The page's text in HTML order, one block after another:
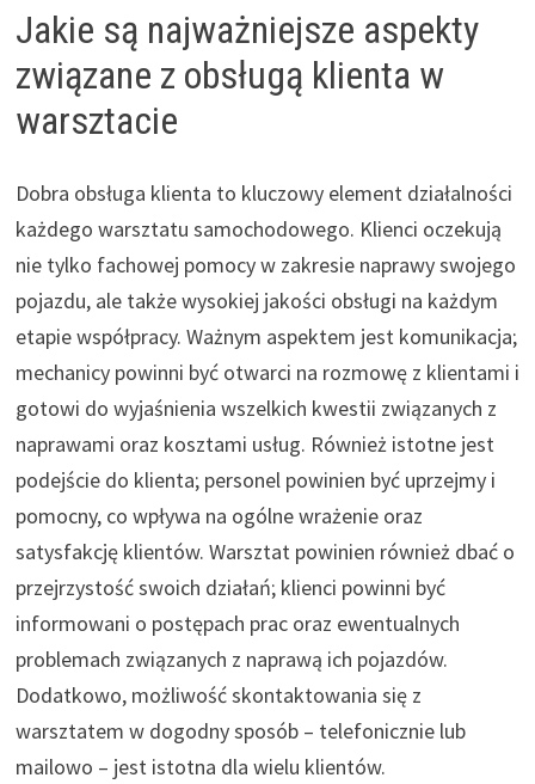
Jakie są najważniejsze aspekty
związane z obsługą klienta w
warsztacie
Dobra obsługa klienta to kluczowy element działalności
każdego warsztatu samochodowego. Klienci oczekują
nie tylko fachowej pomocy w zakresie naprawy swojego
pojazdu, ale także wysokiej jakości obsługi na każdym
etapie współpracy. Ważnym aspektem jest komunikacja;
mechanicy powinni być otwarci na rozmowę z klientami i
gotowi do wyjaśnienia wszelkich kwestii związanych z
naprawami oraz kosztami usług. Również istotne jest
podejście do klienta; personel powinien być uprzejmy i
pomocny, co wpływa na ogólne wrażenie oraz
satysfakcję klientów. Warsztat powinien również dbać o
przejrzystość swoich działań; klienci powinni być
informowani o postępach prac oraz ewentualnych
problemach związanych z naprawą ich pojazdów.
Dodatkowo, możliwość skontaktowania się z
warsztatem w dogodny sposób – telefonicznie lub
mailowo – jest istotna dla wielu klientów.